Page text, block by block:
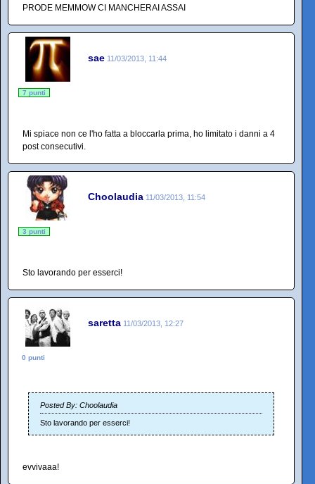
PRODE MEMMOW CI MANCHERAI ASSAI
sae 11/03/2013, 11:44
7 punti
Mi spiace non ce l'ho fatta a bloccarla prima, ho limitato i danni a 4
post consecutivi.
Choolaudia 11/03/2013, 11:54
3 punti
Sto lavorando per esserci!
saretta 11/03/2013, 12:27
0 punti
Posted By: Choolaudia
Sto lavorando per esserci!
evvivaaa!